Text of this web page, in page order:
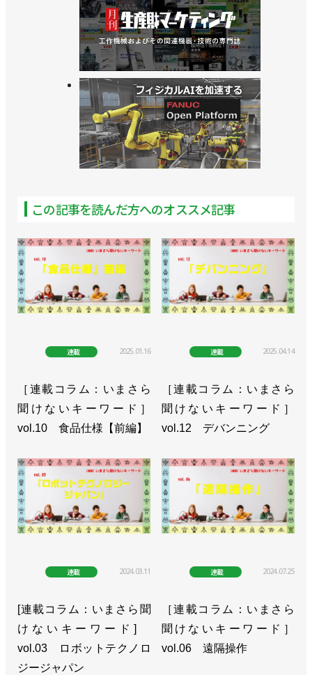
この記事を読んだ方へのオススメ記事
連載 2025.01.16
［連載コラム：いまさら
聞けないキーワード］
vol.10 食品仕様【前編】
連載 2025.04.14
［連載コラム：いまさら
聞けないキーワード］
vol.12 デバンニング
連載 2024.03.11
[連載コラム：いまさら聞
けないキーワード]
vol.03 ロボットテクノロ
ジージャパン
連載 2024.07.25
［連載コラム：いまさら
聞けないキーワード］
vol.06 遠隔操作